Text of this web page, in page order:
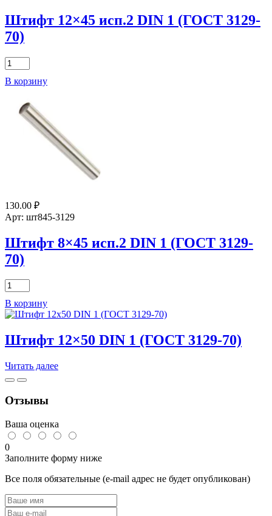
Штифт 12×45 исп.2 DIN 1 (ГОСТ 3129-
70)
Количество
товара
Штифт
исп.2
DIN
В корзину
130.00 ₽
Арт: шт845-3129
Штифт 8×45 исп.2 DIN 1 (ГОСТ 3129-
70)
Количество
товара
Штифт
8x45
DIN
1
(ГОСТ
3129-
70)
В корзину
Штифт 12×50 DIN 1 (ГОСТ 3129-70)
Читать далее
Отзывы
Ваша оценка
0
Заполните форму ниже
Все поля обязательные (e-mail адрес не будет опубликован)